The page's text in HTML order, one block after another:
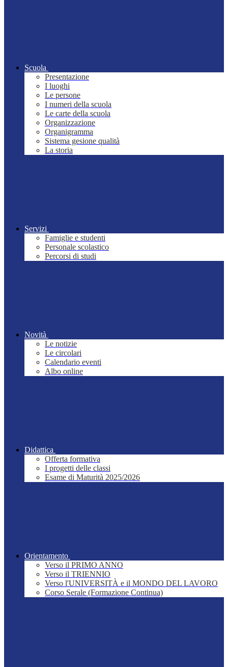
Scuola
Presentazione
I luoghi
Le persone
I numeri della scuola
Le carte della scuola
Organizzazione
Organigramma
Sistema gesione qualità
La storia
Servizi
Famiglie e studenti
Personale scolastico
Percorsi di studi
Novità
Le notizie
Le circolari
Calendario eventi
Albo online
Didattica
Offerta formativa
I progetti delle classi
Esame di Maturità 2025/2026
Orientamento
Verso il PRIMO ANNO
Verso il TRIENNIO
Verso l'UNIVERSITÀ e il MONDO DEL LAVORO
Corso Serale (Formazione Continua)